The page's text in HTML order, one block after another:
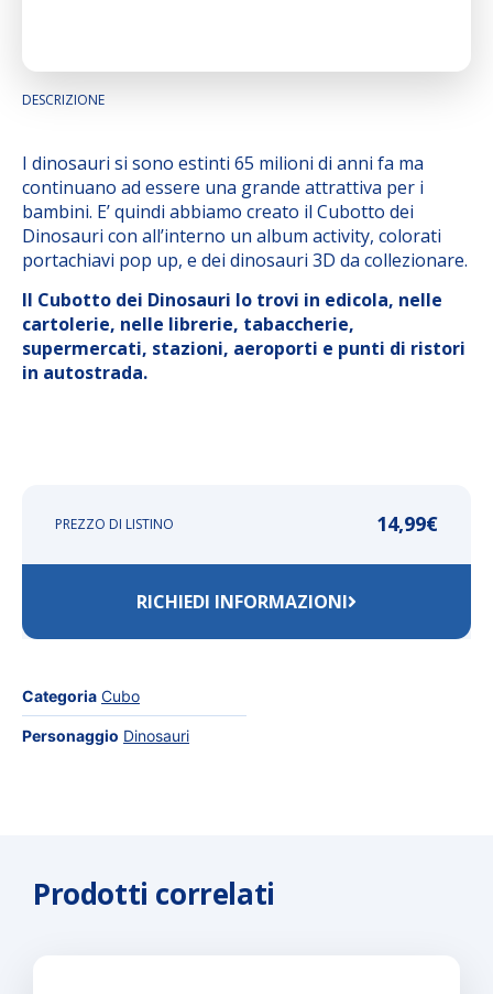
DESCRIZIONE
I dinosauri si sono estinti 65 milioni di anni fa ma
continuano ad essere una grande attrattiva per i
bambini. E’ quindi abbiamo creato il Cubotto dei
Dinosauri con all’interno un album activity, colorati
portachiavi pop up, e dei dinosauri 3D da collezionare.
Il Cubotto dei Dinosauri lo trovi in edicola, nelle
cartolerie, nelle librerie, tabaccherie,
supermercati, stazioni, aeroporti e punti di ristori
in autostrada.
PREZZO DI LISTINO 14,99€
RICHIEDI INFORMAZIONI
Categoria Cubo
Personaggio Dinosauri
Prodotti correlati